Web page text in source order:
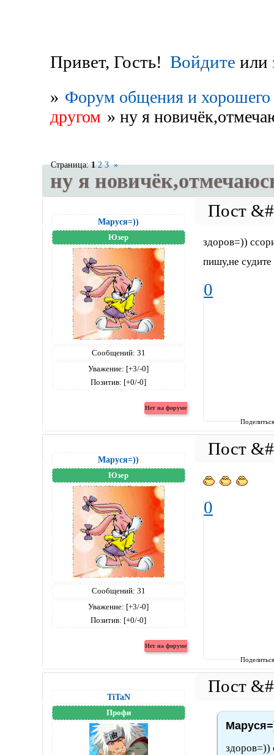
Привет, Гость! Войдите или
» Форум общения и хорошего
другом » ну я
ну я
Страница:1 2 3 »
Маруся=))
Юзер
Сообщений: 31
Уважение: [+3/-0]
Позитив: [+0/-0]
здоров=))
пишу,не
0
Маруся=))
Юзер
Сообщений: 31
Уважение: [+3/-0]
Позитив: [+0/-0]
0
TiTaN
Профи
здоров=))